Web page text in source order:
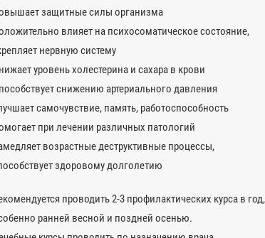
защитные силы организма
влияет на психосоматическое состояние,
нервную систему
уровень холестерина и сахара в крови
снижению артериального давления
самочувствие, память, работоспособность
при лечении различных патологий
возрастные деструктивные процессы,
здоровому долголетию
проводить 2-3 профилактических курса в год,
ранней весной и поздней осенью.